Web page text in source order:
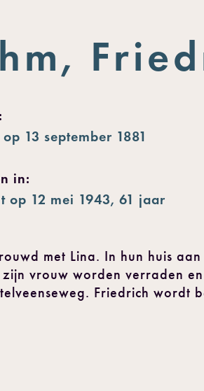
13 september 1881
in:
op 12 mei 1943, 61 jaar
met Lina. In hun huis
vrouw worden verraden
Friedrich wordt